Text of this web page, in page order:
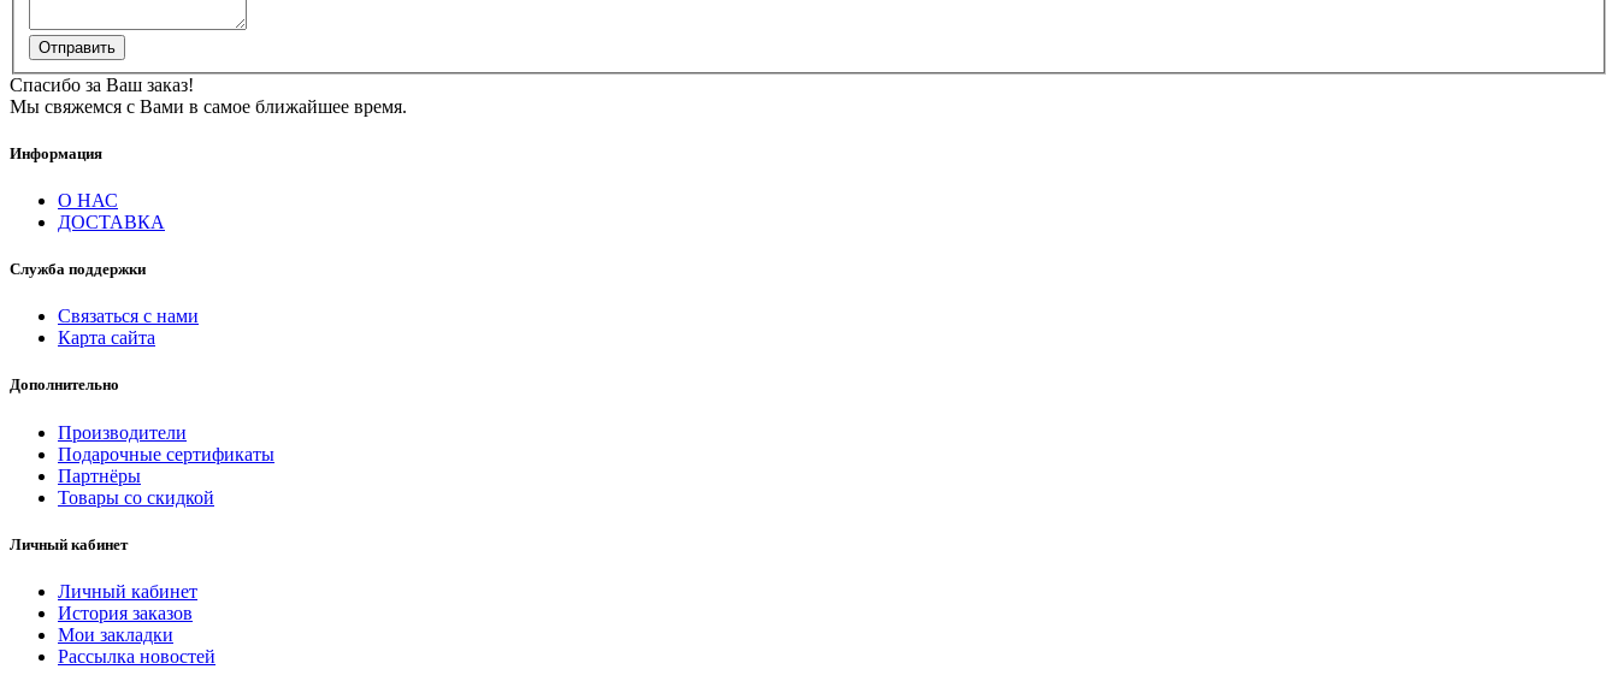
Отправить
Спасибо за Ваш заказ!
Мы свяжемся с Вами в самое ближайшее время.
Информация
О НАС
ДОСТАВКА
Служба поддержки
Связаться с нами
Карта сайта
Дополнительно
Производители
Подарочные сертификаты
Партнёры
Товары со скидкой
Личный кабинет
Личный кабинет
История заказов
Мои закладки
Рассылка новостей